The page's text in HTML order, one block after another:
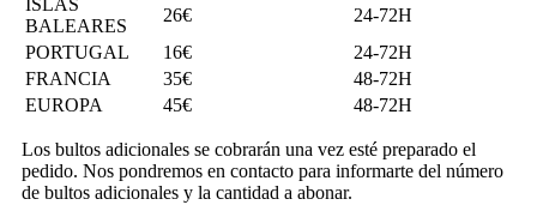
ISLAS
BALEARES
26€
24-72H
PORTUGAL
16€
24-72H
FRANCIA
35€
48-72H
EUROPA
45€ 48-72H
Los bultos adicionales se cobrarán una vez esté preparado el
pedido. Nos pondremos en contacto para informarte del número
de bultos adicionales y la cantidad a abonar.